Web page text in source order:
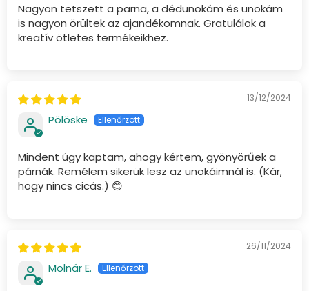
Nagyon tetszett a parna, a dédunokám és unokám
is nagyon örültek az ajandékomnak. Gratulálok a
kreatív ötletes termékeikhez.
13/12/2024
Pölöske
Mindent úgy kaptam, ahogy kértem, gyönyörűek a
párnák. Remélem sikerük lesz az unokáimnál is. (Kár,
hogy nincs cicás.) 😊
26/11/2024
Molnár E.